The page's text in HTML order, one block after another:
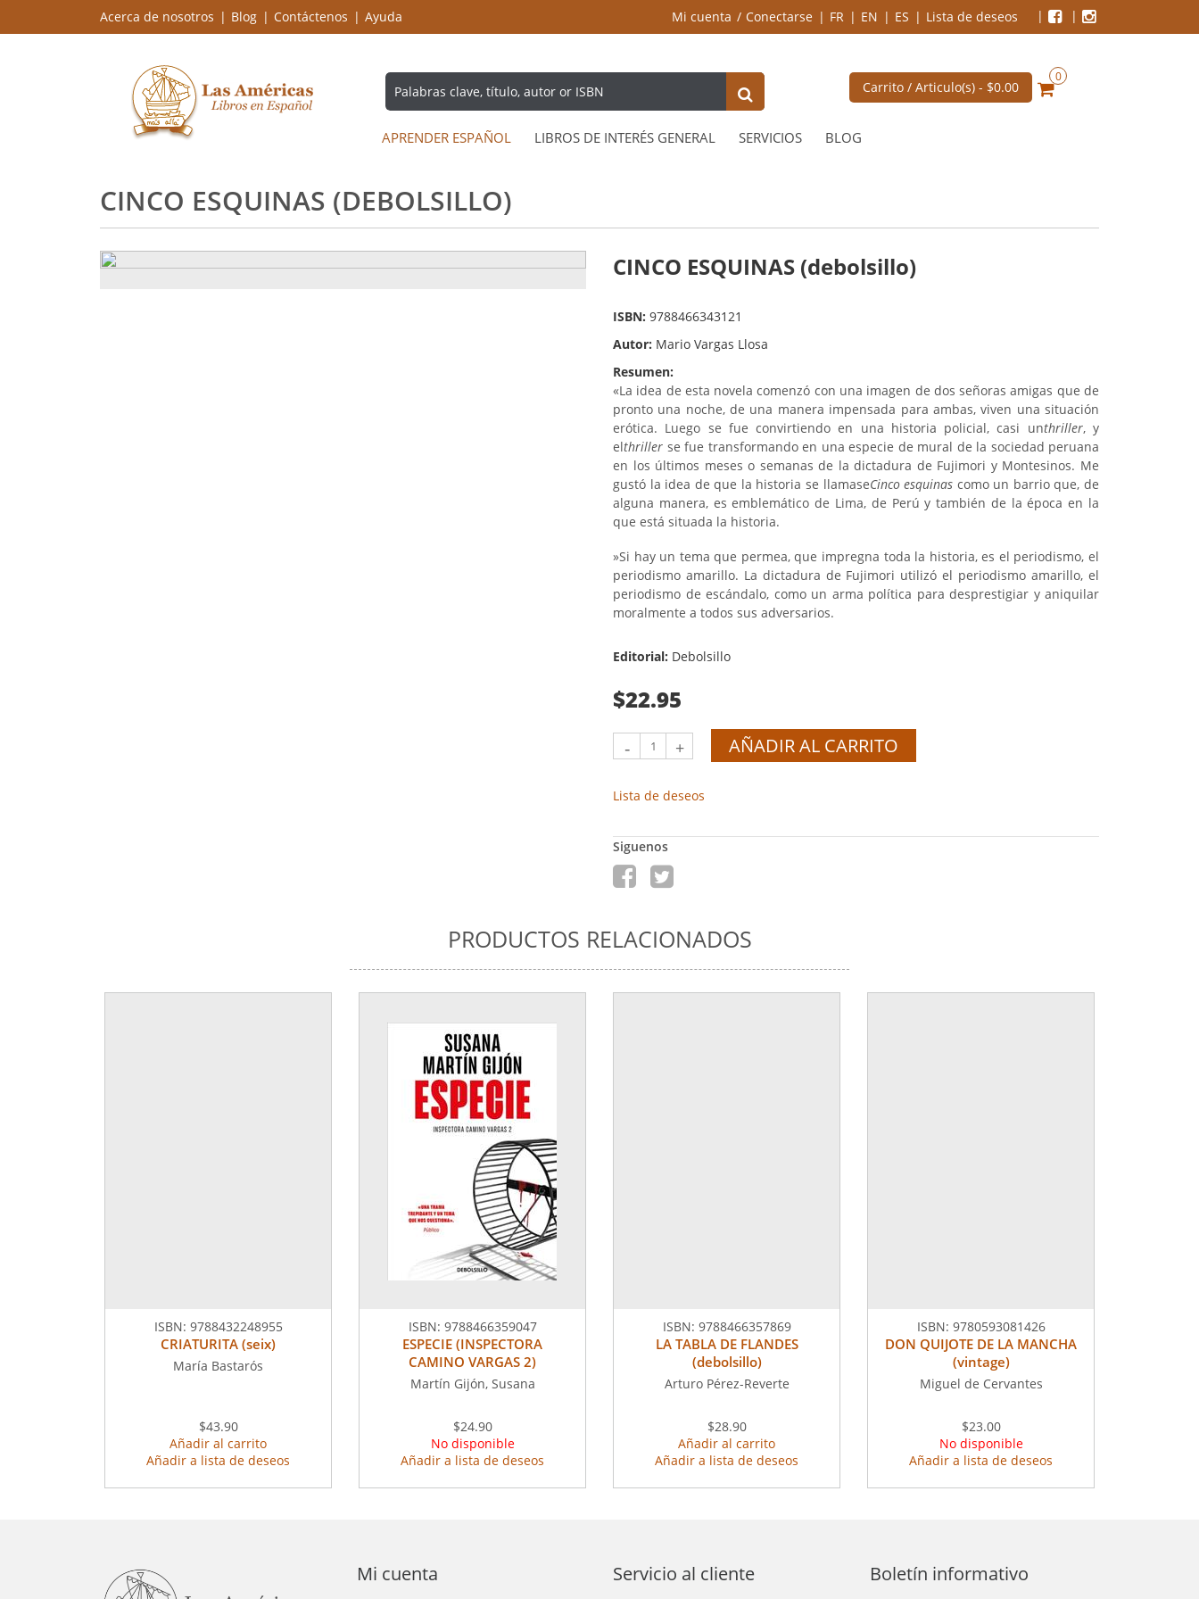
Acerca de nosotros Blog Contáctenos Ayuda Mi cuenta Conectarse FR EN ES Lista de deseos
Carrito / Articulo(s) - $0.00
0
APRENDER ESPAÑOL LIBROS DE INTERÉS GENERAL SERVICIOS BLOG
CINCO ESQUINAS (DEBOLSILLO)
CINCO ESQUINAS (debolsillo)
ISBN: 9788466343121
Autor: Mario Vargas Llosa
Resumen:
«La idea de esta novela comenzó con una imagen de dos señoras amigas que de
pronto una noche, de una manera impensada para ambas, viven una situación
erótica. Luego se fue convirtiendo en una historia policial, casi unthriller, y
elthriller se fue transformando en una especie de mural de la sociedad peruana
en los últimos meses o semanas de la dictadura de Fujimori y Montesinos. Me
gustó la idea de que la historia se llamaseCinco esquinas como un barrio que, de
alguna manera, es emblemático de Lima, de Perú y también de la época en la
que está situada la historia.
»Si hay un tema que permea, que impregna toda la historia, es el periodismo, el
periodismo amarillo. La dictadura de Fujimori utilizó el periodismo amarillo, el
periodismo de escándalo, como un arma política para desprestigiar y aniquilar
moralmente a todos sus adversarios.
Editorial: Debolsillo
$22.95
- + AÑADIR AL CARRITO
Lista de deseos
Siguenos
PRODUCTOS RELACIONADOS
ISBN: 9788432248955
CRIATURITA (seix)
María Bastarós
$43.90
Añadir al carrito
Añadir a lista de deseos
ISBN: 9788466359047
ESPECIE (INSPECTORA
CAMINO VARGAS 2)
Martín Gijón, Susana
$24.90
No disponible
Añadir a lista de deseos
ISBN: 9788466357869
LA TABLA DE FLANDES
(debolsillo)
Arturo Pérez-Reverte
$28.90
Añadir al carrito
Añadir a lista de deseos
ISBN: 9780593081426
DON QUIJOTE DE LA MANCHA
(vintage)
Miguel de Cervantes
$23.00
No disponible
Añadir a lista de deseos
Mi cuenta Servicio al cliente Boletín informativo